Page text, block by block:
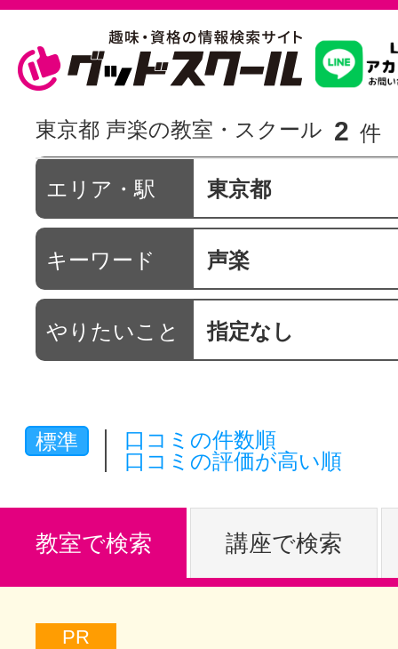
習いたいこ
スクールを
駅・路線か
通信講座を
体験レッス
やりたいこ
特集をみる
東京都 声楽の教室・スクール 2 件
エリア・駅 東京都
キーワード 声楽
やりたいこと 指定なし
標準
口コミの件数順
口コミの評価が高い順
教室で検索 講座で検索
PR